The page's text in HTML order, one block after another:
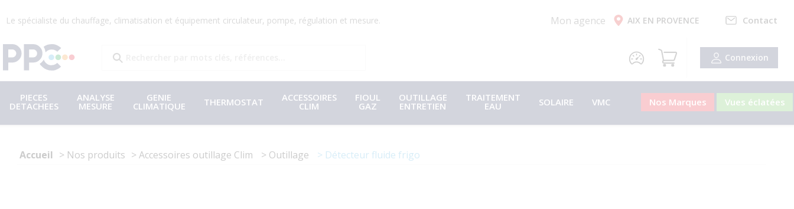
Le spécialiste du chauffage, climatisation et équipement circulateur, pompe, régulation et mesure. Mon agence AIX EN PROVENCE Contact
Connexion
PIECES
DETACHEES
ANALYSE
MESURE
GENIE
CLIMATIQUE THERMOSTAT ACCESSOIRES
CLIM
FIOUL
GAZ
OUTILLAGE
ENTRETIEN
TRAITEMENT
EAU SOLAIRE VMC Nos Marques Vues éclatées
Accueil Nos produits Accessoires outillage Clim Outillage Détecteur fluide frigo